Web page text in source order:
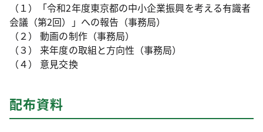
（１）「令和2年度東京都の中小企業振興を考える有識者
会議（第2回）」への報告（事務局）
（２） 動画の制作（事務局）
（３） 来年度の取組と方向性（事務局）
（４） 意見交換
配布資料